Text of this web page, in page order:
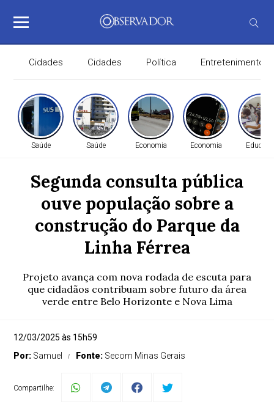
Cidades Cidades Política Entretenimento
Saúde Saúde Economia Economia
Segunda consulta pública
ouve população sobre a
construção do Parque da
Linha Férrea
Projeto avança com nova rodada de escuta para
que cidadãos contribuam sobre futuro da área
verde entre Belo Horizonte e Nova Lima
12/03/2025 às 15h59
Por: Samuel Fonte: Secom Minas Gerais
Compartilhe: